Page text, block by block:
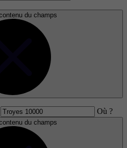
du champs
Où ?
du champs